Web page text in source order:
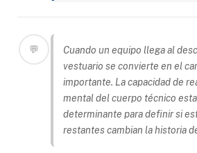
💬
Cuando un equipo llega al
vestuario se convierte en el
importante. La capacidad de
mental del cuerpo técnico
determinante para definir si
restantes cambian la historia